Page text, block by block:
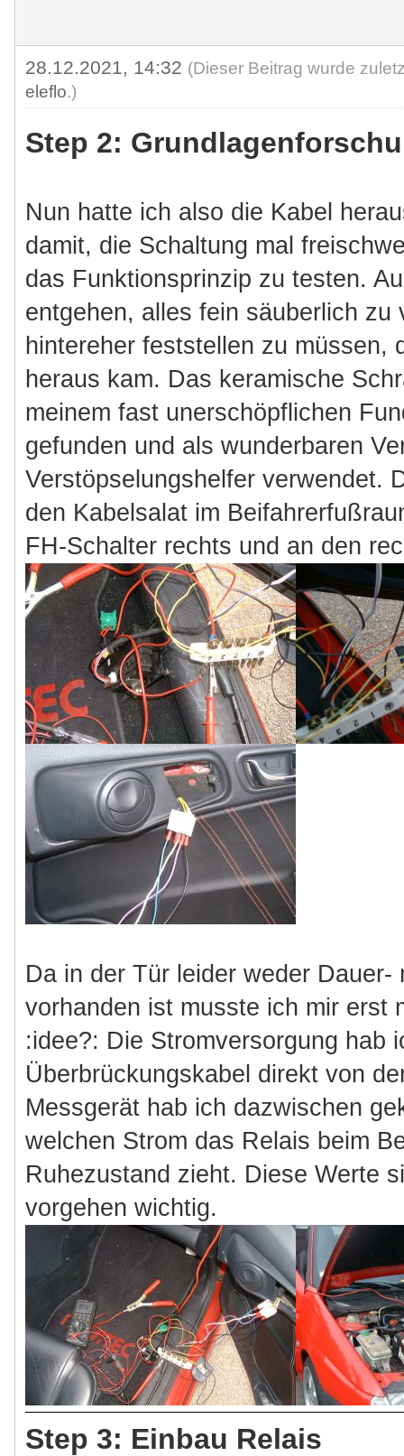
28.12.2021, 14:32 (Dieser Beitrag wurde
eleflo.)
Step 2:
Nun hatte ich also die Kabel
damit, die Schaltung mal
das Funktionsprinzip zu testen.
entgehen, alles fein säuberlich zu
hintereher feststellen zu müssen,
heraus kam. Das keramische
meinem fast unerschöpflichen
gefunden und als wunderbaren
Verstöpselungshelfer verwendet.
den Kabelsalat im
FH-Schalter rechts und an den
Da in der Tür leider weder Dauer-
vorhanden ist musste ich mir erst
:idee?: Die Stromversorgung hab
Überbrückungskabel direkt von
Messgerät hab ich dazwischen
welchen Strom das Relais beim
Ruhezustand zieht. Diese Werte
vorgehen wichtig.
Step 3: Einbau Relais